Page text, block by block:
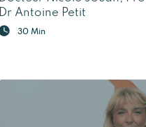
Dr Antoine Petit
30 Min